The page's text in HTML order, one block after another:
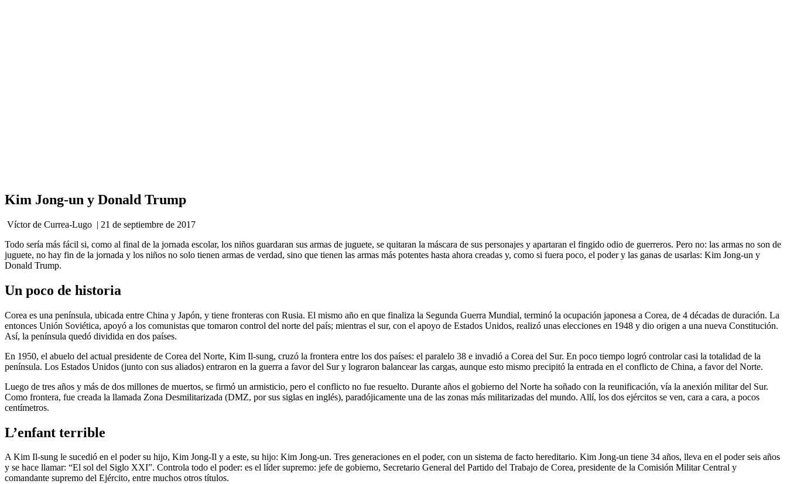
Kim Jong-un y Donald Trump
Víctor de Currea-Lugo | ‎21 ‎de ‎septiembre ‎de ‎2017
Todo sería más fácil si, como al final de la jornada escolar, los niños guardaran sus armas de juguete, se quitaran la máscara de sus personajes y apartaran el fingido odio de guerreros. Pero no: las armas no son de
juguete, no hay fin de la jornada y los niños no solo tienen armas de verdad, sino que tienen las armas más potentes hasta ahora creadas y, como si fuera poco, el poder y las ganas de usarlas: Kim Jong-un y
Donald Trump.
Un poco de historia
Corea es una península, ubicada entre China y Japón, y tiene fronteras con Rusia. El mismo año en que finaliza la Segunda Guerra Mundial, terminó la ocupación japonesa a Corea, de 4 décadas de duración. La
entonces Unión Soviética, apoyó a los comunistas que tomaron control del norte del país; mientras el sur, con el apoyo de Estados Unidos, realizó unas elecciones en 1948 y dio origen a una nueva Constitución.
Así, la península quedó dividida en dos países.
En 1950, el abuelo del actual presidente de Corea del Norte, Kim Il-sung, cruzó la frontera entre los dos países: el paralelo 38 e invadió a Corea del Sur. En poco tiempo logró controlar casi la totalidad de la
península. Los Estados Unidos (junto con sus aliados) entraron en la guerra a favor del Sur y lograron balancear las cargas, aunque esto mismo precipitó la entrada en el conflicto de China, a favor del Norte.
Luego de tres años y más de dos millones de muertos, se firmó un armisticio, pero el conflicto no fue resuelto. Durante años el gobierno del Norte ha soñado con la reunificación, vía la anexión militar del Sur.
Como frontera, fue creada la llamada Zona Desmilitarizada (DMZ, por sus siglas en inglés), paradójicamente una de las zonas más militarizadas del mundo. Allí, los dos ejércitos se ven, cara a cara, a pocos
centímetros.
L’enfant terrible
A Kim Il-sung le sucedió en el poder su hijo, Kim Jong-Il y a este, su hijo: Kim Jong-un. Tres generaciones en el poder, con un sistema de facto hereditario. Kim Jong-un tiene 34 años, lleva en el poder seis años
y se hace llamar: “El sol del Siglo XXI”. Controla todo el poder: es el líder supremo: jefe de gobierno, Secretario General del Partido del Trabajo de Corea, presidente de la Comisión Militar Central y
comandante supremo del Ejército, entre muchos otros títulos.